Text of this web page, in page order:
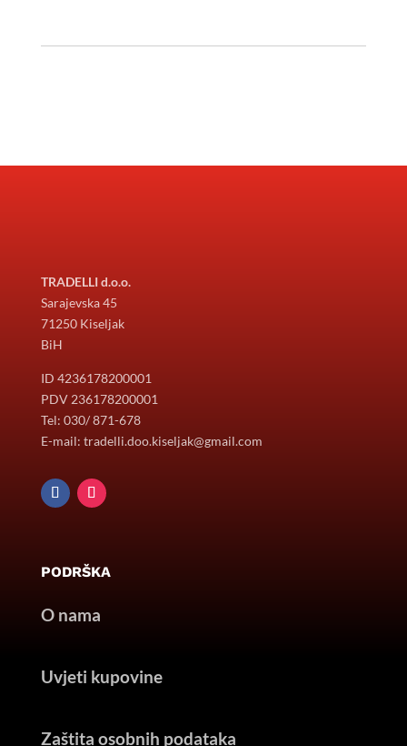
TRADELLI d.o.o.
Sarajevska 45
71250 Kiseljak
BiH
ID 4236178200001
PDV 236178200001
Tel: 030/ 871-678
E-mail: tradelli.doo.kiseljak@gmail.com
PODRŠKA
O nama
Uvjeti kupovine
Zaštita osobnih podataka